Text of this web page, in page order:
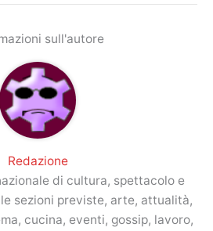
sull'autore
Redazione
di cultura, spettacolo e
sezioni previste, arte, attualità,
cucina, eventi, gossip, lavoro,